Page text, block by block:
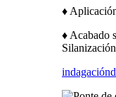
♦
♦ Acabado
indagación